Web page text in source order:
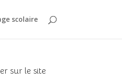
scolaire
sur le site